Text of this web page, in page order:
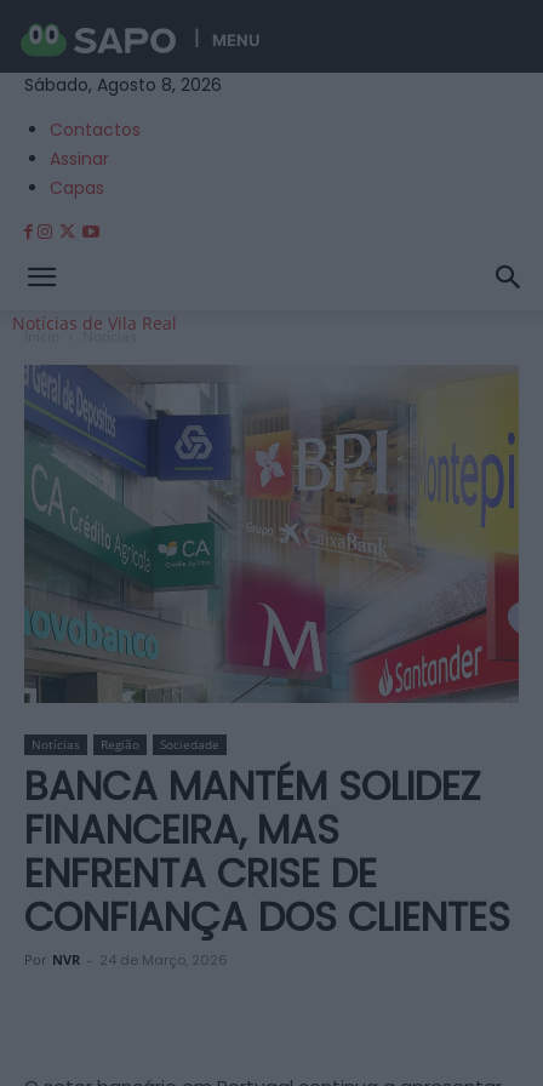
MENU
Sábado, Agosto 8, 2026
Contactos
Assinar
Capas
Notícias de Vila Real
Início Notícias
Notícias Região Sociedade
BANCA MANTÉM SOLIDEZ
FINANCEIRA, MAS
ENFRENTA CRISE DE
CONFIANÇA DOS CLIENTES
Por NVR - 24 de Março, 2026